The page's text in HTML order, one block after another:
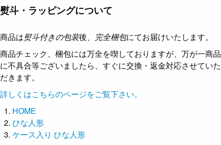
熨斗・ラッピングについて
商品は熨斗付きの包装後、 完全梱包にてお届けいたします。
商品チェック、梱包には万全を喫しておりますが、万が一商品
に不具合等ございましたら、すぐに交換・返金対応させていた
だきます。
詳しくはこちらのページをご覧下さい。
HOME
ひな人形
ケース入り ひな人形